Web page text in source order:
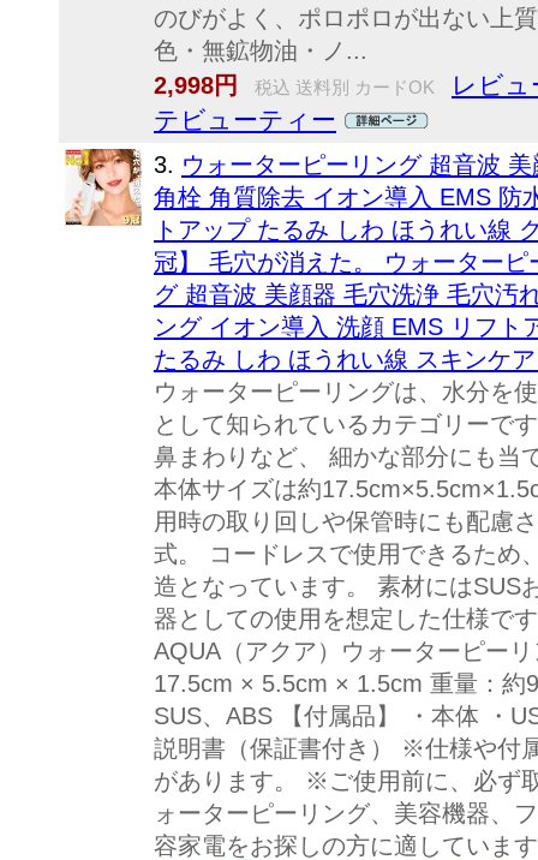
のびがよく、ポロポロが出ない上
色・無鉱物油・ノ...
2,998円
税込 送料別 カードOK
レビュ
テビューティー
3. ウォーターピーリング 超音波
角栓 角質除去 イオン導入 EMS 防
トアップ たるみ しわ ほうれい線
冠】 毛穴が消えた。 ウォーター
グ 超音波 美顔器 毛穴洗浄 毛穴汚
ング イオン導入 洗顔 EMS リフト
たるみ しわ ほうれい線 スキンケ
ウォーターピーリングは、水分を
として知られているカテゴリーで
鼻まわりなど、 細かな部分にも当
本体サイズは約
用時の取り回しや保管時にも配慮
式。 コードレスで使用できるため
造となっています。 素材にはSUS
器としての使用を想定した仕様で
AQUA（アクア）ウォーターピー
17.5cm × 5.5cm × 1.5cm 重量：約
SUS、ABS 【付属品】 ・本体 ・
説明書（保証書付き） ※仕様や付
があります。 ※ご使用前に、必ず
ォーターピーリング、美容機器、
容家電をお探しの方に適していま